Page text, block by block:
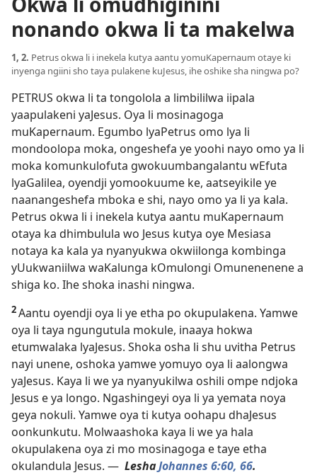
nonando okwa li ta makelwa
1, 2. Petrus okwa li i inekela kutya aantu yomuKapernaum otaye ki
inyenga ngiini sho taya pulakene kuJesus, ihe oshike sha ningwa po?
PETRUS okwa li ta tongolola a limbililwa iipala
yaapulakeni yaJesus. Oya li mosinagoga
muKapernaum. Egumbo lyaPetrus omo lya li
mondoolopa moka, ongeshefa ye yoohi nayo omo ya li
moka komunkulofuta gwokuumbangalantu wEfuta
lyaGalilea, oyendji yomookuume ke, aatseyikile ye
naanangeshefa mboka e shi, nayo omo ya li ya kala.
Petrus okwa li i inekela kutya aantu muKapernaum
otaya ka dhimbulula wo Jesus kutya oye Mesiasa
notaya ka kala ya nyanyukwa okwiilonga kombinga
yUukwaniilwa waKalunga kOmulongi Omunenenene a
shiga ko. Ihe shoka inashi ningwa.
2Aantu oyendji oya li ye etha po okupulakena. Yamwe
oya li taya ngungutula mokule, inaaya hokwa
etumwalaka lyaJesus. Shoka osha li shu uvitha Petrus
nayi unene, oshoka yamwe yomuyo oya li aalongwa
yaJesus. Kaya li we ya nyanyukilwa oshili ompe ndjoka
Jesus e ya longo. Ngashingeyi oya li ya yemata noya
geya nokuli. Yamwe oya ti kutya oohapu dhaJesus
oonkunkutu. Molwaashoka kaya li we ya hala
okupulakena oya zi mo mosinagoga e taye etha
okulandula Jesus. — LeshaJohannes 6:60, 66.